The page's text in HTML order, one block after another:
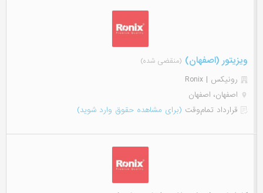
ویزیتور (اصفهان) (منقضی شده)
رونیکس | Ronix
اصفهان، اصفهان
قرارداد تمام‌وقت (برای مشاهده حقوق وارد شوید)